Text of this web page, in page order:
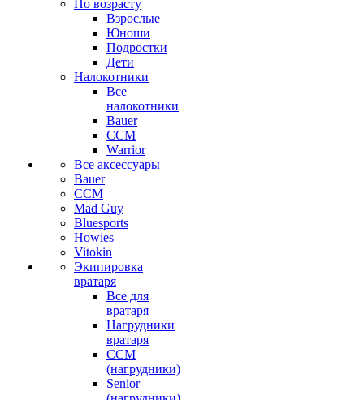
По возрасту
Взрослые
Юноши
Подростки
Дети
Налокотники
Все
налокотники
Bauer
CCM
Warrior
Все аксессуары
Bauer
CCM
Mad Guy
Bluesports
Howies
Vitokin
Экипировка
вратаря
Все для
вратаря
Нагрудники
вратаря
CCM
(нагрудники)
Senior